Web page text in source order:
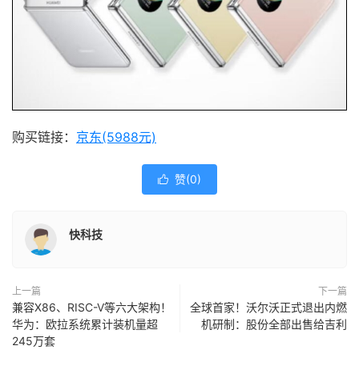
购买链接： 京东(5988元)
 赞(0)
快科技
上一篇
兼容X86、RISC-V等六大架构！
华为：欧拉系统累计装机量超
245万套
下一篇
全球首家！沃尔沃正式退出内燃
机研制：股份全部出售给吉利